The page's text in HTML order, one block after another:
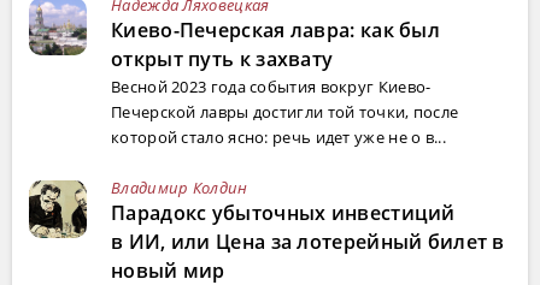
Надежда Ляховецкая
Киево-Печерская лавра: как был
открыт путь к захвату
Весной 2023 года события вокруг Киево-
Печерской лавры достигли той точки, после
которой стало ясно: речь идет уже не о в...
Владимир Колдин
Парадокс убыточных инвестиций
в ИИ, или Цена за лотерейный билет в
новый мир